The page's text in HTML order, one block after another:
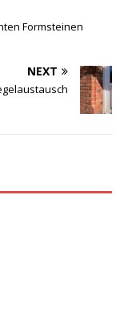
Formsteinen
NEXT